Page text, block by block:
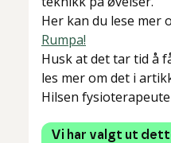
Her kan du lese mer
Rumpa!
Husk at det tar tid å
les mer om det i
Hilsen
Vi har valgt ut